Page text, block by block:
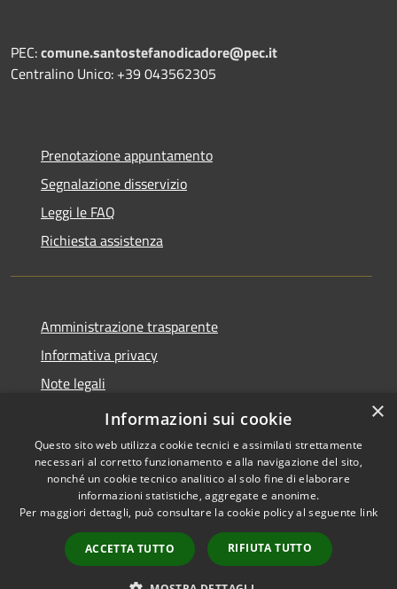
PEC:comune.santostefanodicadore@pec.it
Centralino Unico: +39 043562305
Prenotazione appuntamento
Segnalazione disservizio
Leggi le FAQ
Richiesta assistenza
Amministrazione trasparente
Informativa privacy
Note legali
Dichiarazione di accessibilità
Accessibilità
Copyright © 2026 • Comune di
Santo Stefano di Cadore •
Powered byMunicipium
Accesso redazione
×
Informazioni sui cookie
Questo sito web utilizza cookie tecnici e assimilati strettamente
necessari al corretto funzionamento e alla navigazione del sito,
nonché un cookie tecnico analitico al solo fine di elaborare
informazioni statistiche, aggregate e anonime.
Per maggiori dettagli, può consultare la cookie policy al seguente link
ACCETTA TUTTO RIFIUTA TUTTO